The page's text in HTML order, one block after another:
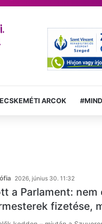
ARCOK
2026, június 30. 11:32
a Parlament: nem
fizetése,